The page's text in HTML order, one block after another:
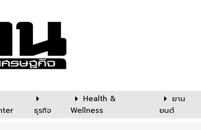
ธุรกิจ
Health &
Wellness
ยาน
ยนต์